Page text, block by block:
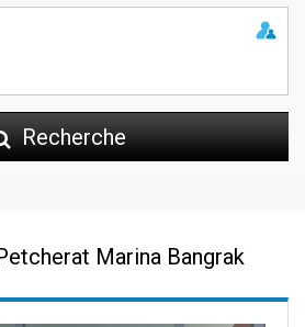
Recherche
Marina Bangrak